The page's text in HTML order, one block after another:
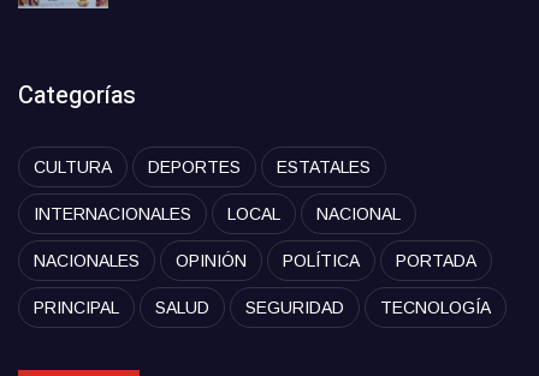
Categorías
CULTURA DEPORTES ESTATALES
INTERNACIONALES LOCAL NACIONAL
NACIONALES OPINIÓN POLÍTICA PORTADA
PRINCIPAL SALUD SEGURIDAD TECNOLOGÍA